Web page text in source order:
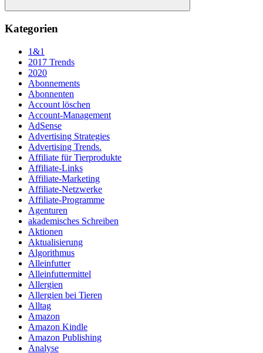
Suchen
Kategorien
1&1
2017 Trends
2020
Abonnements
Abonnenten
Account löschen
Account-Management
AdSense
Advertising Strategies
Advertising Trends.
Affiliate für Tierprodukte
Affiliate-Links
Affiliate-Marketing
Affiliate-Netzwerke
Affiliate-Programme
Agenturen
akademisches Schreiben
Aktionen
Aktualisierung
Algorithmus
Alleinfutter
Alleinfuttermittel
Allergien
Allergien bei Tieren
Alltag
Amazon
Amazon Kindle
Amazon Publishing
Analyse